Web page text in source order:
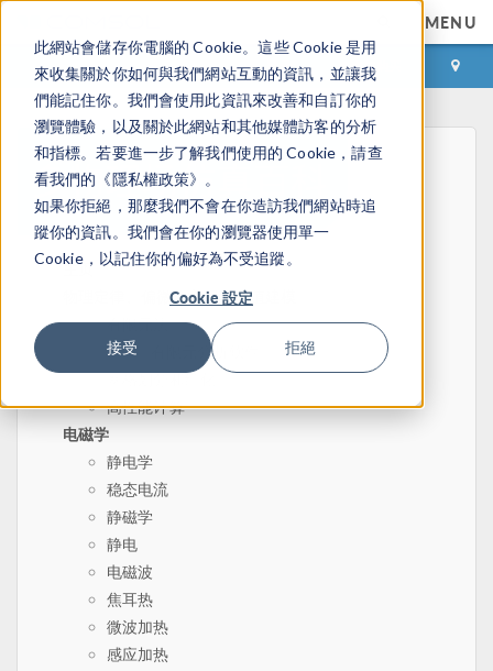
此網站會儲存你電腦的 Cookie。這些 Cookie 是用
來收集關於你如何與我們網站互動的資訊，並讓我
們能記住你。我們會使用此資訊來改善和自訂你的
瀏覽體驗，以及關於此網站和其他媒體訪客的分析
和指標。若要進一步了解我們使用的 Cookie，請查
看我們的《隱私權政策》。
如果你拒絕，那麼我們不會在你造訪我們網站時追
蹤你的資訊。我們會在你的瀏覽器使用單一
Cookie，以記住你的偏好為不受追蹤。
Cookie 設定
接受 拒絕
MENU
登录 咨询与购买
主页
物理定律、偏微分方程和数值建模
有限元法
有限元分析软件
网格划分和细化
高性能计算
电磁学
静电学
稳态电流
静磁学
静电
电磁波
焦耳热
微波加热
感应加热